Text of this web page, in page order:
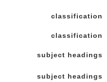
classification
classification
subject headings
subject headings